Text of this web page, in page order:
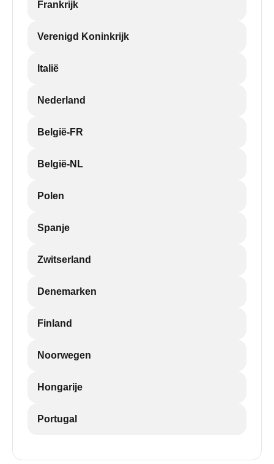
Frankrijk
Verenigd Koninkrijk
Italië
Nederland
België-FR
België-NL
Polen
Spanje
Zwitserland
Denemarken
Finland
Noorwegen
Hongarije
Portugal